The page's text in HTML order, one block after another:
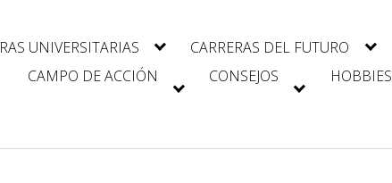
UNIVERSITARIAS CARRERAS DEL FUTURO
CAMPO DE ACCIÓN
CONSEJOS HOBBIES